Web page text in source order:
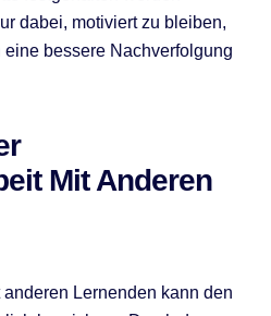
dabei, motiviert zu bleiben,
bessere Nachverfolgung
Mit Anderen
Lernenden kann den